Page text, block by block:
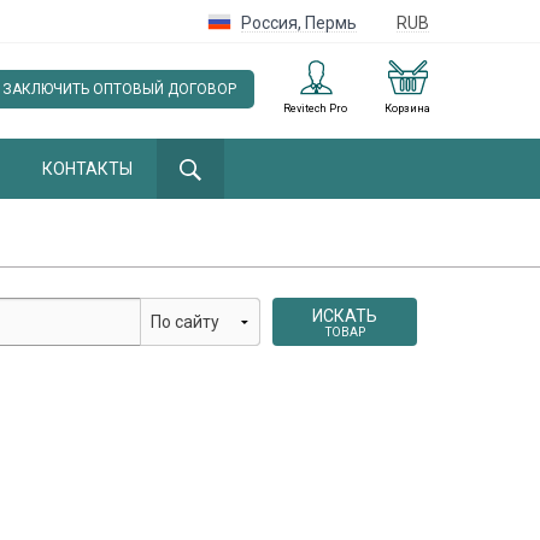
Россия, Пермь RUB
Корзина
Revitech Pro
ЗАКЛЮЧИТЬ ОПТОВЫЙ ДОГОВОР
КОНТАКТЫ
ИСКАТЬ
ТОВАР